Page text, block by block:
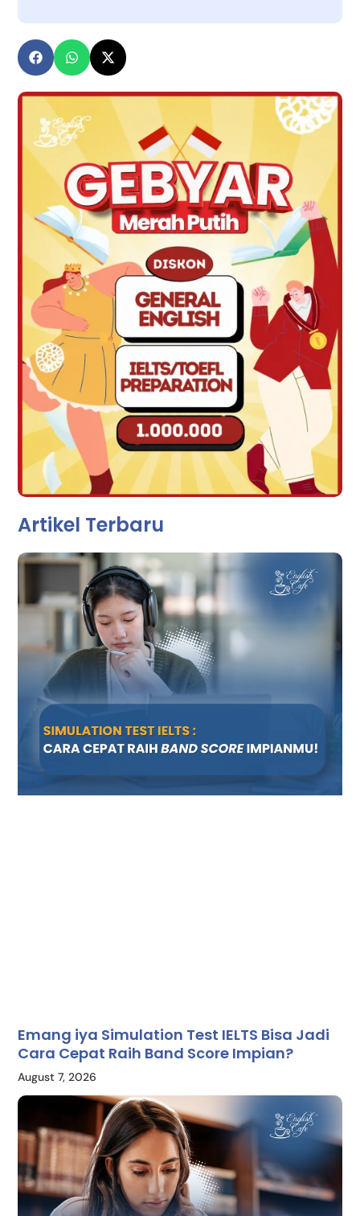
Artikel Terbaru
Emang iya Simulation Test IELTS Bisa Jadi
Cara Cepat Raih Band Score Impian?
August 7, 2026